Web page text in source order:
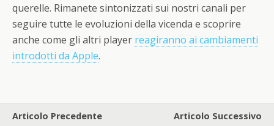
querelle. Rimanete sintonizzati sui nostri canali per
seguire tutte le evoluzioni della vicenda e scoprire
anche come gli altri player reagiranno ai cambiamenti
introdotti da Apple.
Articolo Precedente Articolo Successivo